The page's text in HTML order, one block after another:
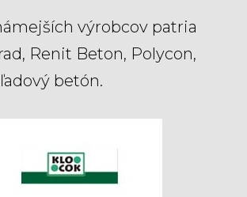
výrobcov patria
Renit Beton, Polycon,
betón.